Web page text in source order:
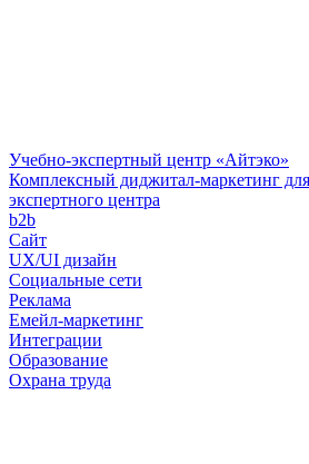
Учебно-экспертный центр «Айтэко»
Комплексный диджитал-маркетинг
экспертного центра
b2b
Сайт
UX/UI дизайн
Социальные сети
Реклама
Емейл-маркетинг
Интеграции
Образование
Охрана труда